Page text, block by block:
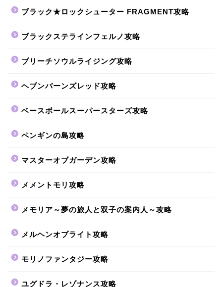
ブラック★ロックシューター FRAGMENT攻略
ブラックステラインフェルノ攻略
ブリーチソウルライジング攻略
ヘブンバーンズレッド攻略
ベースボールスーパースターズ攻略
ペンギンの島攻略
マスターオブガーデン攻略
メメントモリ攻略
メモリア～夢の旅人と双子の案内人～攻略
メルヘンオブライト攻略
モリノファンタジー攻略
ユグドラ・レゾナンス攻略